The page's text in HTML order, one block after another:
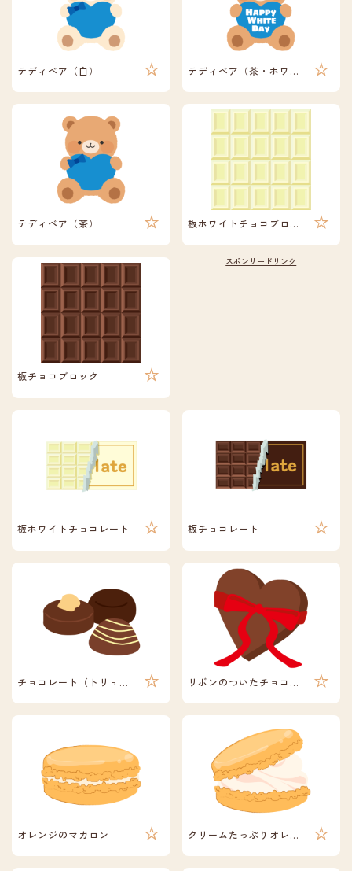
テディベア（白） テディベア（茶・ホワイトデー）
テディベア（茶） 板ホワイトチョコブロック
板チョコブロック
板ホワイトチョコレート 板チョコレート
チョコレート（トリュフ、ナッツ） リボンのついたチョコレート
オレンジのマカロン クリームたっぷりオレンジのマカロン